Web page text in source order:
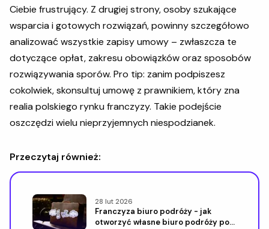
Ciebie frustrujący. Z drugiej strony, osoby szukające
wsparcia i gotowych rozwiązań, powinny szczegółowo
analizować wszystkie zapisy umowy – zwłaszcza te
dotyczące opłat, zakresu obowiązków oraz sposobów
rozwiązywania sporów. Pro tip: zanim podpiszesz
cokolwiek, skonsultuj umowę z prawnikiem, który zna
realia polskiego rynku franczyzy. Takie podejście
oszczędzi wielu nieprzyjemnych niespodzianek.
Przeczytaj również:
28 lut 2026
Franczyza biuro podróży - jak
otworzyć własne biuro podróży pod